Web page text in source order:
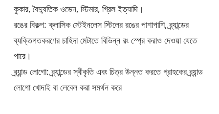
কুকার, বৈদ্যুতিক ওভেন, স্টিমার, গ্রিল ইত্যাদি।
রঙের বিকল্প: ক্লাসিক স্টেইনলেস স্টিলের রঙের পাশাপাশি, ব্র্যান্ডের
ব্যক্তিগতকরণের চাহিদা মেটাতে বিভিন্ন রং স্প্রে করাও দেওয়া যেতে
পারে।
ব্র্যান্ড লোগো: ব্র্যান্ডের স্বীকৃতি এবং চিত্র উন্নত করতে গ্রাহকের ব্র্যান্ড
লোগো খোদাই বা লেবেল করা সমর্থন করে